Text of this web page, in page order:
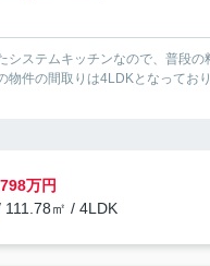
システムキッチンなので、普段の
物件の間取りは4LDKとなってお
万円
111.78㎡ / 4LDK